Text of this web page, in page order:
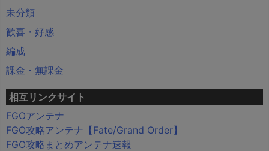
未分類
歓喜・好感
編成
課金・無課金
相互リンクサイト
FGOアンテナ
FGO攻略アンテナ【Fate/Grand Order】
FGO攻略まとめアンテナ速報